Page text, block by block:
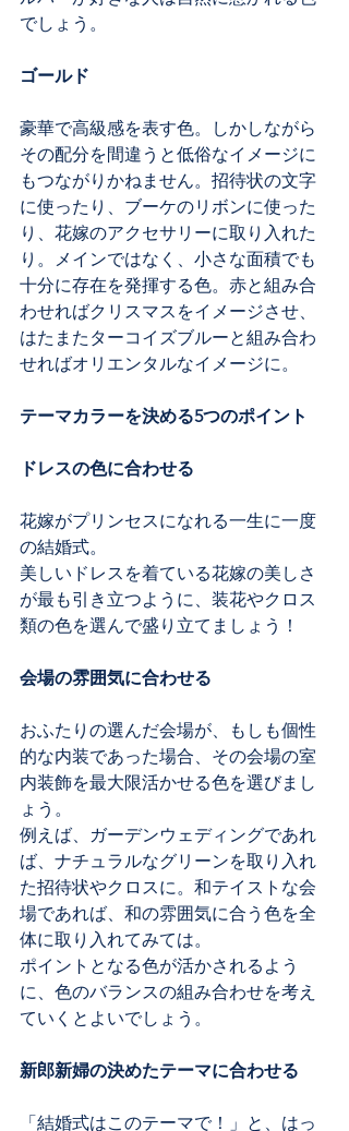
でしょう。
ゴールド
豪華で高級感を表す色。しかしながら
その配分を間違うと低俗なイメージに
もつながりかねません。招待状の文字
に使ったり、ブーケのリボンに使った
り、花嫁のアクセサリーに取り入れた
り。メインではなく、小さな面積でも
十分に存在を発揮する色。赤と組み合
わせればクリスマスをイメージさせ、
はたまたターコイズブルーと組み合わ
せればオリエンタルなイメージに。
テーマカラーを決める5つのポイント
ドレスの色に合わせる
花嫁がプリンセスになれる一生に一度
の結婚式。
美しいドレスを着ている花嫁の美しさ
が最も引き立つように、装花やクロス
類の色を選んで盛り立てましょう！
会場の雰囲気に合わせる
おふたりの選んだ会場が、もしも個性
的な内装であった場合、その会場の室
内装飾を最大限活かせる色を選びまし
ょう。
例えば、ガーデンウェディングであれ
ば、ナチュラルなグリーンを取り入れ
た招待状やクロスに。和テイストな会
場であれば、和の雰囲気に合う色を全
体に取り入れてみては。
ポイントとなる色が活かされるよう
に、色のバランスの組み合わせを考え
ていくとよいでしょう。
新郎新婦の決めたテーマに合わせる
「結婚式はこのテーマで！」と、はっ